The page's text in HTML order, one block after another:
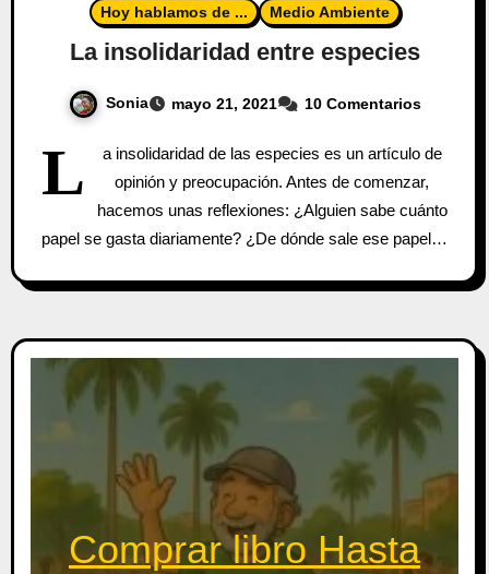
Hoy hablamos de ... Medio Ambiente
La insolidaridad entre especies
Sonia mayo 21, 2021 10 Comentarios
L
a insolidaridad de las especies es un artículo de
opinión y preocupación. Antes de comenzar,
hacemos unas reflexiones: ¿Alguien sabe cuánto
papel se gasta diariamente? ¿De dónde sale ese papel…
Comprar libro Hasta